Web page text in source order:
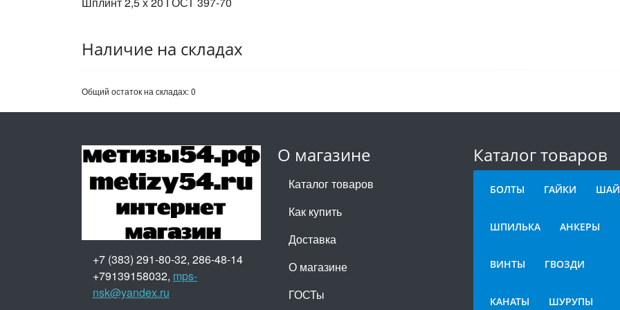
Наличие на складах
Общий остаток на складах:0
О магазине
Каталог товаров
Как купить
Доставка
О магазине
ГОСТы
Каталог товаров
БОЛТЫ ГАЙКИ
ШПИЛЬКА АНКЕРЫ
ВИНТЫ ГВОЗДИ
КАНАТЫ ШУРУПЫ
+7 (383) 291-80-32, 286-48-14
+79139158032, mps-
nsk@yandex.ru